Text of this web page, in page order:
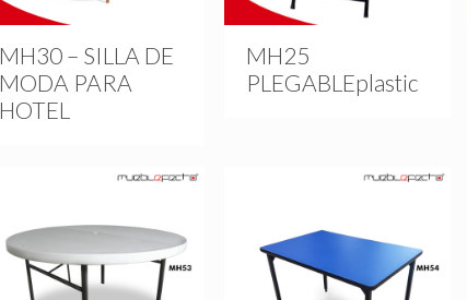
MH30 – SILLA DE
MODA PARA
HOTEL
MH25
PLEGABLEplastic